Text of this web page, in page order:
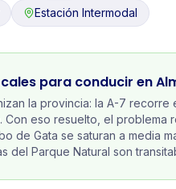
Estación Intermodal
para conducir en
la provincia: la A-7
Con eso resuelto, el problema
de Gata se saturan a media
del Parque Natural son